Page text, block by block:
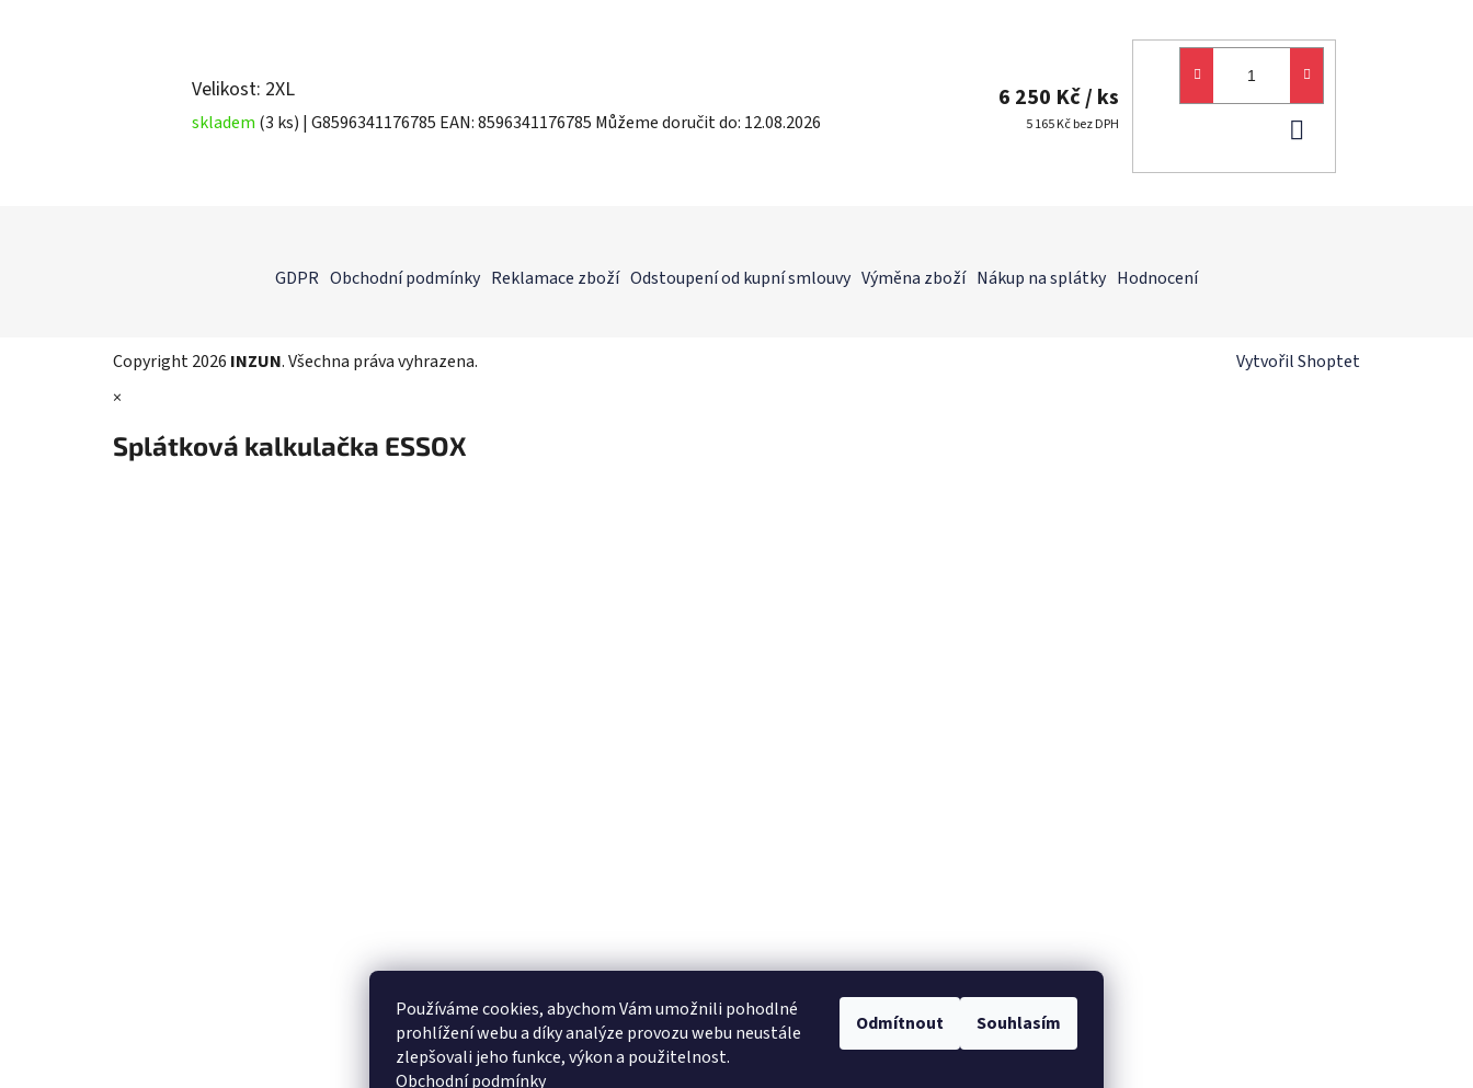
Používáme cookies, abychom Vám umožnili pohodlné
prohlížení webu a díky analýze provozu webu neustále
zlepšovali jeho funkce, výkon a použitelnost.
Obchodní podmínky
Odmítnout Souhlasím
Velikost: 2XL
skladem (3 ks) | G8596341176785 EAN:8596341176785 Můžeme doručit do: 12.08.2026
6 250 Kč/ ks
5 165 Kč bez DPH
KOŠÍKU
GDPR Obchodní podmínky Reklamace zboží Odstoupení od kupní smlouvy Výměna zboží Nákup na splátky Hodnocení
Vytvořil Shoptet
Copyright 2026 INZUN. Všechna práva vyhrazena.
×
Splátková kalkulačka ESSOX